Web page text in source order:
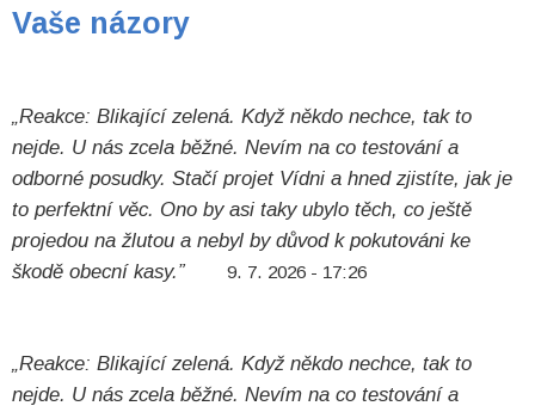
Vaše názory
„Reakce: Blikající zelená. Když někdo nechce, tak to
nejde. U nás zcela běžné. Nevím na co testování a
odborné posudky. Stačí projet Vídni a hned zjistíte, jak je
to perfektní věc. Ono by asi taky ubylo těch, co ještě
projedou na žlutou a nebyl by důvod k pokutováni ke
škodě obecní kasy.”
9. 7. 2026 - 17:26
„Reakce: Blikající zelená. Když někdo nechce, tak to
nejde. U nás zcela běžné. Nevím na co testování a